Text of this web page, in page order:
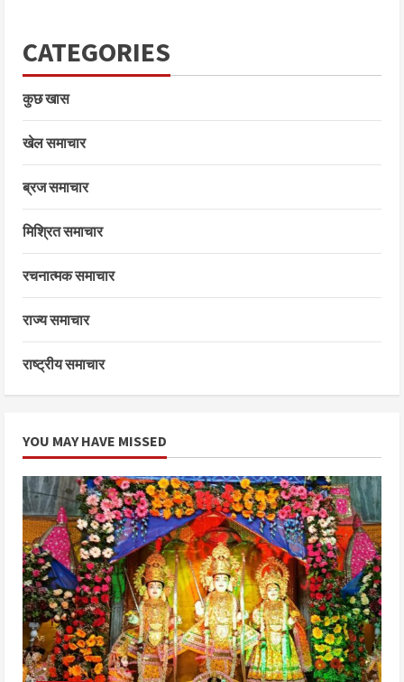
CATEGORIES
कुछ खास
खेल समाचार
ब्रज समाचार
मिश्रित समाचार
रचनात्मक समाचार
राज्य समाचार
राष्ट्रीय समाचार
YOU MAY HAVE MISSED